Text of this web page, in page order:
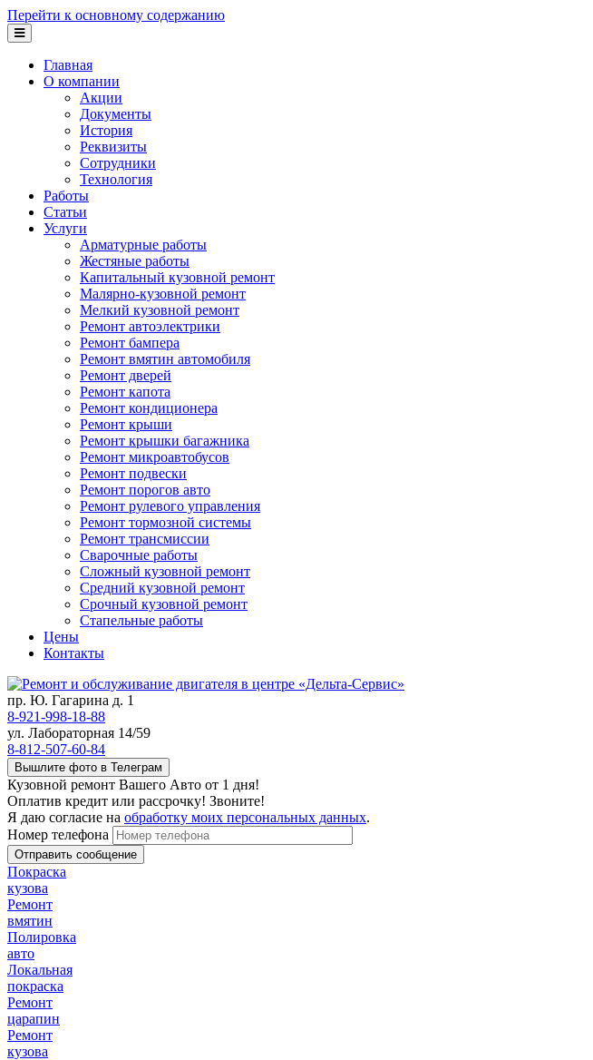
Перейти к основному содержанию
Главная
О компании
Акции
Документы
История
Реквизиты
Сотрудники
Технология
Работы
Статьи
Услуги
Арматурные работы
Жестяные работы
Капитальный кузовной ремонт
Малярно-кузовной ремонт
Мелкий кузовной ремонт
Ремонт автоэлектрики
Ремонт бампера
Ремонт вмятин автомобиля
Ремонт дверей
Ремонт капота
Ремонт кондиционера
Ремонт крыши
Ремонт крышки багажника
Ремонт микроавтобусов
Ремонт подвески
Ремонт порогов авто
Ремонт рулевого управления
Ремонт тормозной системы
Ремонт трансмиссии
Сварочные работы
Сложный кузовной ремонт
Средний кузовной ремонт
Срочный кузовной ремонт
Стапельные работы
Цены
Контакты
пр. Ю. Гагарина д. 1
8-921-998-18-88
ул. Лабораторная 14/59
8-812-507-60-84
Вышлите фото в Телеграм
Кузовной ремонт Вашего Авто от 1 дня!
Оплатив кредит или рассрочку! Звоните!
Я даю согласие на обработку моих персональных данных.
Номер телефона
Покраска
кузова
Ремонт
вмятин
Полировка
авто
Локальная
покраска
Ремонт
царапин
Ремонт
кузова